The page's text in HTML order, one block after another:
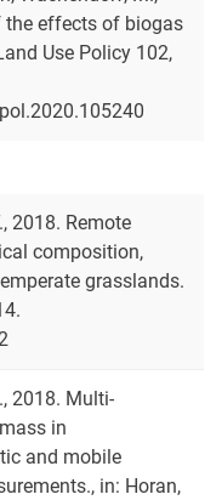
the effects of biogas
Use Policy 102,
2018. Remote
composition,
grasslands.
2018. Multi-
in
and mobile
in: Horan,